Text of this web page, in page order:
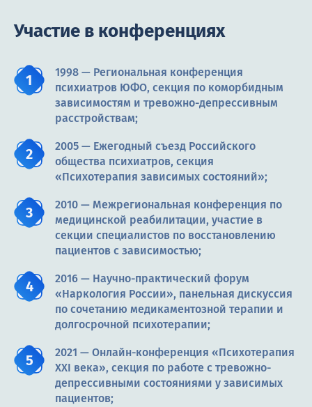
Участие в конференциях
1998 — Региональная конференция
психиатров ЮФО, секция по коморбидным
зависимостям и тревожно-депрессивным
расстройствам;
2005 — Ежегодный съезд Российского
общества психиатров, секция
«Психотерапия зависимых состояний»;
2010 — Межрегиональная конференция по
медицинской реабилитации, участие в
секции специалистов по восстановлению
пациентов с зависимостью;
2016 — Научно-практический форум
«Наркология России», панельная дискуссия
по сочетанию медикаментозной терапии и
долгосрочной психотерапии;
2021 — Онлайн-конференция «Психотерапия
XXI века», секция по работе с тревожно-
депрессивными состояниями у зависимых
пациентов;